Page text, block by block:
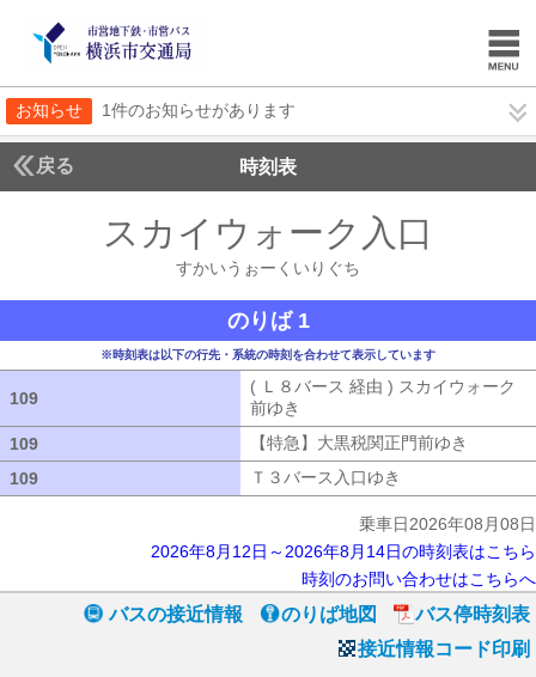
お知らせ 1件のお知らせがあります
戻る 時刻表
スカイウォーク入口
すかいうぉーくいりぐち
のりば 1
※時刻表は以下の行先・系統の時刻を合わせて表示しています
109
( Ｌ８バース 経由 ) スカイウォーク
前ゆき
109
【特急】大黒税関正門前ゆき
109
Ｔ３バース入口ゆき
乗車日2026年08月08日
2026年8月12日～2026年8月14日の時刻表はこちら
時刻のお問い合わせはこちらへ
バスの接近情報 のりば地図
バス停時刻表
接近情報コード印刷